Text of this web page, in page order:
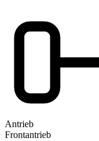
Antrieb
Frontantrieb